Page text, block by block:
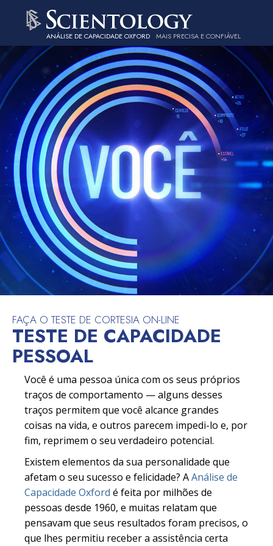
ANÁLISE DE CAPACIDADE OXFORD MAIS PRECISA E CONFIÁVEL
FAÇA O TESTE DE CORTESIA ON-LINE
TESTE DE CAPACIDADE
PESSOAL
Você é uma pessoa única com os seus próprios
traços de comportamento — alguns desses
traços permitem que você alcance grandes
coisas na vida, e outros parecem impedi-lo e, por
fim, reprimem o seu verdadeiro potencial.
Existem elementos da sua personalidade que
afetam o seu sucesso e felicidade? AAnálise de
Capacidade Oxford é feita por milhões de
pessoas desde 1960, e muitas relatam que
pensavam que seus resultados foram precisos, o
que lhes permitiu receber a assistência certa